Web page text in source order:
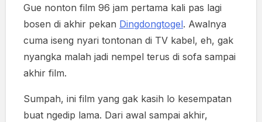
Gue nonton film 96 jam pertama kali pas lagi
bosen di akhir pekan Dingdongtogel. Awalnya
cuma iseng nyari tontonan di TV kabel, eh, gak
nyangka malah jadi nempel terus di sofa sampai
akhir film.
Sumpah, ini film yang gak kasih lo kesempatan
buat ngedip lama. Dari awal sampai akhir,